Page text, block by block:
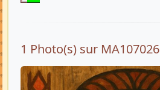
1 Photo(s) sur MA107026